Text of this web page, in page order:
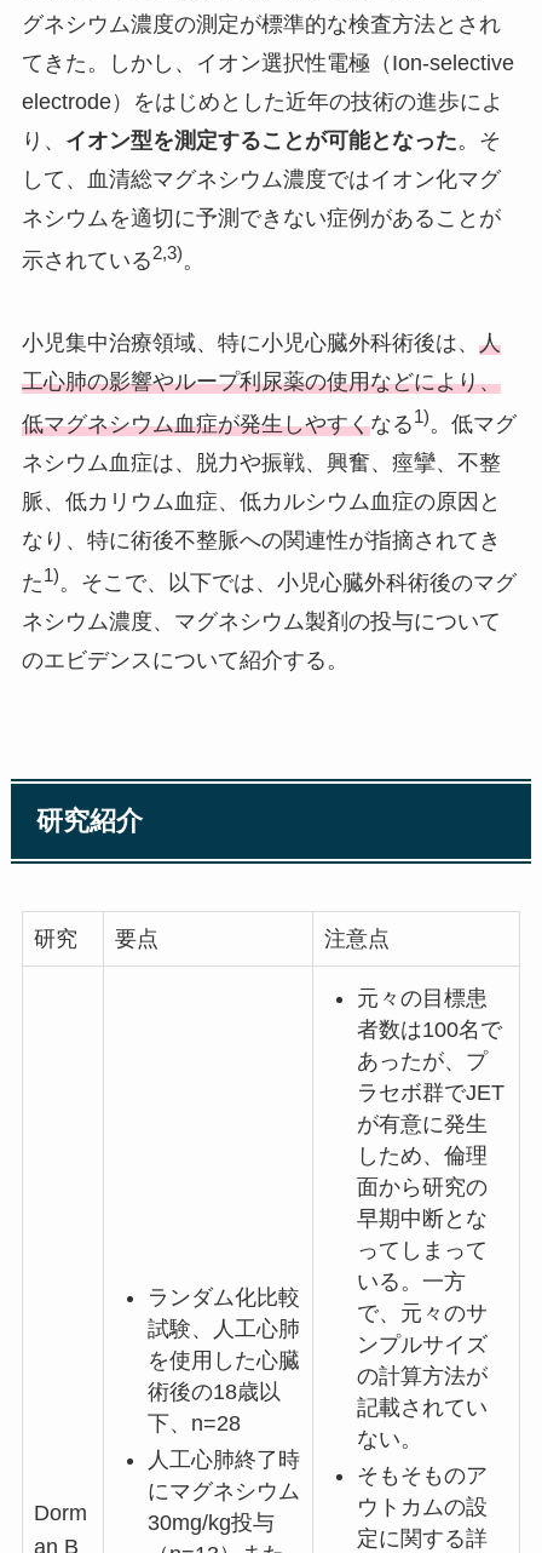
グネシウム濃度の測定が標準的な検査方法とされ
てきた。しかし、イオン選択性電極（Ion-selective
electrode）をはじめとした近年の技術の進歩によ
り、 イオン型を測定することが可能となった。そ
して、血清総マグネシウム濃度ではイオン化マグ
ネシウムを適切に予測できない症例があることが
示されている2,3)。
小児集中治療領域、特に小児心臓外科術後は、 人
工心肺の影響やループ利尿薬の使用などにより、
低マグネシウム血症が発生しやすくなる1)。低マグ
ネシウム血症は、脱力や振戦、興奮、痙攣、不整
脈、低カリウム血症、低カルシウム血症の原因と
なり、特に術後不整脈への関連性が指摘されてき
た1)。そこで、以下では、小児心臓外科術後のマグ
ネシウム濃度、マグネシウム製剤の投与について
のエビデンスについて紹介する。
研究紹介
研究 要点 注意点
Dorm
an B
ランダム化比較
試験、人工心肺
を使用した心臓
術後の18歳以
下、n=28
人工心肺終了時
にマグネシウム
30mg/kg投与
元々の目標患
者数は100名で
あったが、プ
ラセボ群でJET
が有意に発生
しため、倫理
面から研究の
早期中断とな
ってしまって
いる。一方
で、元々のサ
ンプルサイズ
の計算方法が
記載されてい
ない。
そもそものア
ウトカムの設
定に関する詳